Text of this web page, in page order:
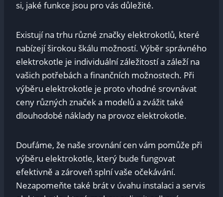
si, jaké funkce jsou pro vás důležité.
Existují na trhu různé značky elektrokotlů, které
nabízejí širokou škálu možností. Výběr správného
elektrokotle je individuální záležitostí a záleží na
vašich potřebách a finančních možnostech. Při
výběru elektrokotle je proto vhodné srovnávat
ceny různých značek a modelů a zvážit také
dlouhodobé náklady na provoz elektrokotle.
Doufáme, že naše srovnání cen vám pomůže při
výběru elektrokotle, který bude fungovat
efektivně a zároveň splní vaše očekávání.
Nezapomeňte také brát v úvahu instalaci a servis